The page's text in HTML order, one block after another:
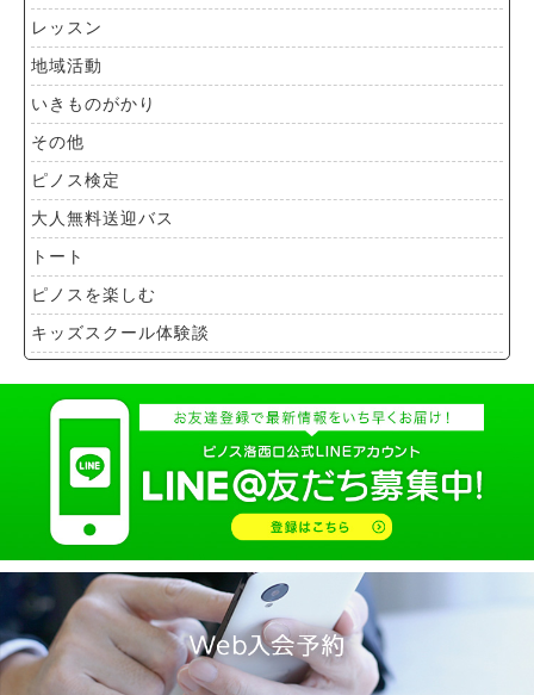
レッスン
地域活動
いきものがかり
その他
ピノス検定
大人無料送迎バス
トート
ピノスを楽しむ
キッズスクール体験談